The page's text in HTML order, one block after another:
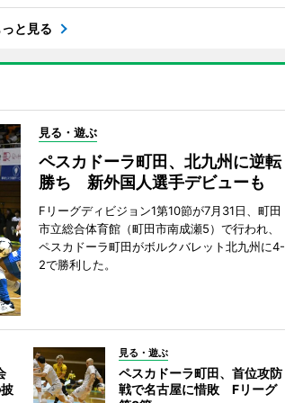
っと見る
見る・遊ぶ
ペスカドーラ町田、北九州に逆転
勝ち 新外国人選手デビューも
Fリーグディビジョン1第10節が7月31日、町田
市立総合体育館（町田市南成瀬5）で行われ、
ペスカドーラ町田がボルクバレット北九州に4-
2で勝利した。
見る・遊ぶ
ペスカドーラ町田、首位攻防
戦で名古屋に惜敗 Fリーグ